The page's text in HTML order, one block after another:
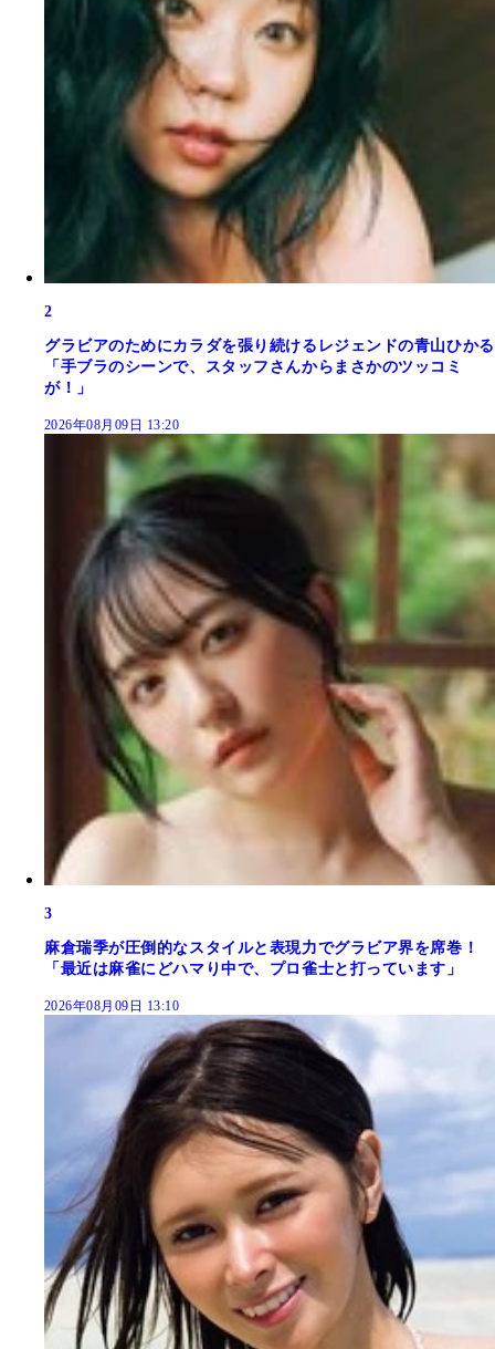
2
グラビアのためにカラダを張り続けるレジェンドの青山ひかる
「手ブラのシーンで、スタッフさんからまさかのツッコミ
が！」
2026年08月09日 13:20
3
麻倉瑞季が圧倒的なスタイルと表現力でグラビア界を席巻！
「最近は麻雀にどハマり中で、プロ雀士と打っています」
2026年08月09日 13:10